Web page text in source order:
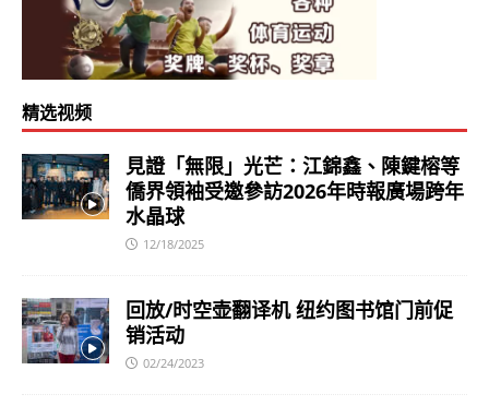
精选视频
見證「無限」光芒：江錦鑫、陳鍵榕等
僑界領袖受邀參訪2026年時報廣場跨年
水晶球
12/18/2025
回放/时空壶翻译机 纽约图书馆门前促
销活动
02/24/2023